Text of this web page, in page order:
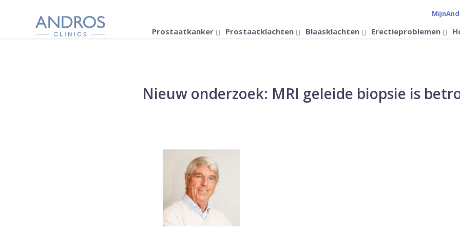
Prostaatkanker Prostaatklachten Blaasklachten Erectieproblemen
Nieuw onderzoek: MRI geleide biopsie is